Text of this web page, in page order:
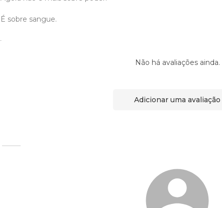
É sobre sangue.
Não há avaliações ainda.
Adicionar uma avaliação